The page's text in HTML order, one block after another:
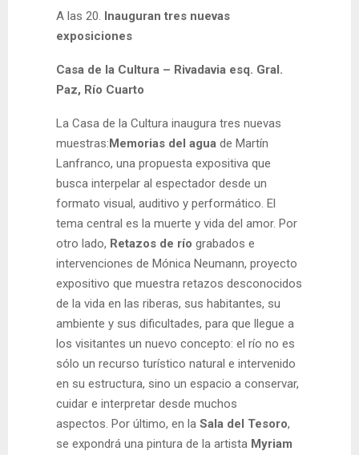
A las 20. Inauguran tres nuevas
exposiciones
Casa de la Cultura – Rivadavia esq. Gral.
Paz, Río Cuarto
La Casa de la Cultura inaugura tres nuevas
muestras:Memorias del agua de Martín
Lanfranco, una propuesta expositiva que
busca interpelar al espectador desde un
formato visual, auditivo y performático. El
tema central es la muerte y vida del amor. Por
otro lado, Retazos de río grabados e
intervenciones de Mónica Neumann, proyecto
expositivo que muestra retazos desconocidos
de la vida en las riberas, sus habitantes, su
ambiente y sus dificultades, para que llegue a
los visitantes un nuevo concepto: el río no es
sólo un recurso turístico natural e intervenido
en su estructura, sino un espacio a conservar,
cuidar e interpretar desde muchos
aspectos. Por último, en la Sala del Tesoro,
se expondrá una pintura de la artista Myriam